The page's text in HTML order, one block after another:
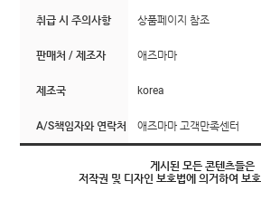
취급 시 주의사항 상품페이지 참조
판매처 / 제조자 애즈마마
제조국 korea
A/S책임자와 연락처 애즈마마 고객만족센터
게시된 모든 콘텐츠들은
저작권 및 디자인 보호법에 의거하여 보